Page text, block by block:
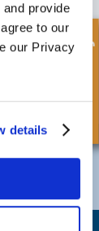
provide
to our
our Privacy
details
um
Produkte zu
Schnellanfrage